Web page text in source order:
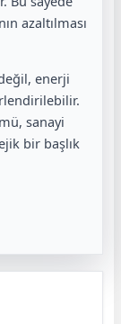
azaltılması
enerji
sanayi
bir başlık